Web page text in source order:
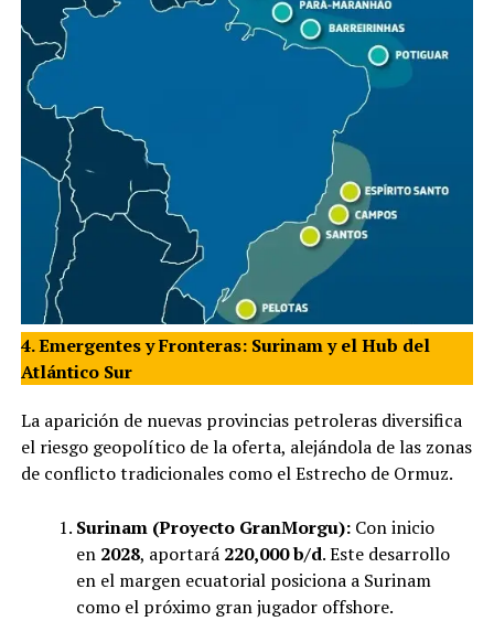
4. Emergentes y Fronteras: Surinam y el Hub del
Atlántico Sur
La aparición de nuevas provincias petroleras diversifica
el riesgo geopolítico de la oferta, alejándola de las zonas
de conflicto tradicionales como el Estrecho de Ormuz.
Surinam (Proyecto GranMorgu):Con inicio
en 2028, aportará 220,000 b/d. Este desarrollo
en el margen ecuatorial posiciona a Surinam
como el próximo gran jugador offshore.